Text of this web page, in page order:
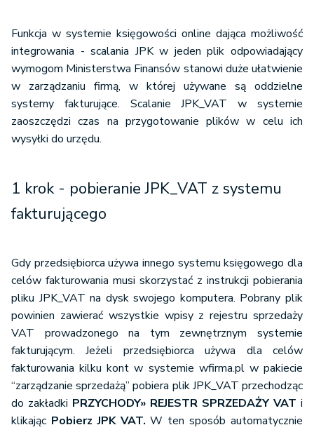
Funkcja w systemie księgowości online dająca możliwość
integrowania - scalania JPK w jeden plik odpowiadający
wymogom Ministerstwa Finansów stanowi duże ułatwienie
w zarządzaniu firmą, w której używane są oddzielne
systemy fakturujące. Scalanie JPK_VAT w systemie
zaoszczędzi czas na przygotowanie plików w celu ich
wysyłki do urzędu.
1 krok - pobieranie JPK_VAT z systemu
fakturującego
Gdy przedsiębiorca używa innego systemu księgowego dla
celów fakturowania musi skorzystać z instrukcji pobierania
pliku JPK_VAT na dysk swojego komputera. Pobrany plik
powinien zawierać wszystkie wpisy z rejestru sprzedaży
VAT prowadzonego na tym zewnętrznym systemie
fakturującym. Jeżeli przedsiębiorca używa dla celów
fakturowania kilku kont w systemie wfirma.pl w pakiecie
“zarządzanie sprzedażą” pobiera plik JPK_VAT przechodząc
do zakładki PRZYCHODY» REJESTR SPRZEDAŻY VAT i
klikając Pobierz JPK VAT.W ten sposób automatycznie